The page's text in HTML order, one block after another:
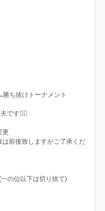
ち抜けトーナメント
です🙆‍♀️
更
前後致しますがご了承くだ
の位以下は切り捨て)